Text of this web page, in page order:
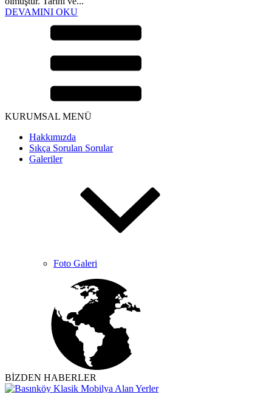
DEVAMINI OKU
KURUMSAL MENÜ
Hakkımızda
Sıkça Sorulan Sorular
Galeriler
Foto Galeri
BİZDEN HABERLER